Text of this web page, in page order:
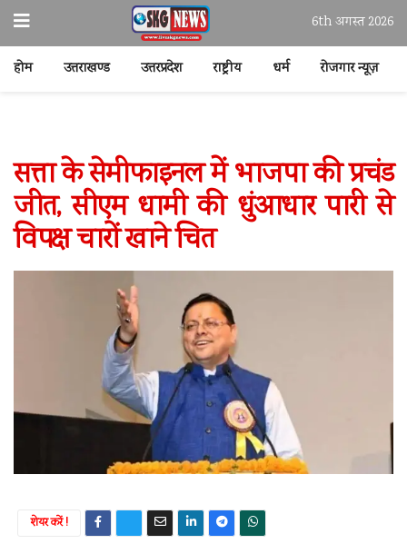
6th अगस्त 2026
होम उत्तराखण्ड उत्तरप्रदेश राष्ट्रीय धर्म रोजगार न्यूज़
सत्ता के सेमीफाइनल में भाजपा की प्रचंड
जीत, सीएम धामी की धुंआधार पारी से
विपक्ष चारों खाने चित
शेयर करें !